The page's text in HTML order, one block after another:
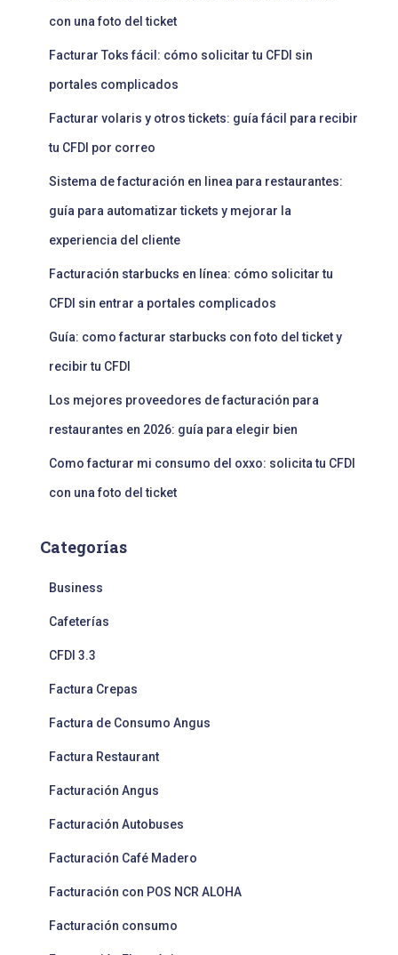
con una foto del ticket
Facturar Toks fácil: cómo solicitar tu CFDI sin
portales complicados
Facturar volaris y otros tickets: guía fácil para recibir
tu CFDI por correo
Sistema de facturación en linea para restaurantes:
guía para automatizar tickets y mejorar la
experiencia del cliente
Facturación starbucks en línea: cómo solicitar tu
CFDI sin entrar a portales complicados
Guía: como facturar starbucks con foto del ticket y
recibir tu CFDI
Los mejores proveedores de facturación para
restaurantes en 2026: guía para elegir bien
Como facturar mi consumo del oxxo: solicita tu CFDI
con una foto del ticket
Categorías
Business
Cafeterías
CFDI 3.3
Factura Crepas
Factura de Consumo Angus
Factura Restaurant
Facturación Angus
Facturación Autobuses
Facturación Café Madero
Facturación con POS NCR ALOHA
Facturación consumo